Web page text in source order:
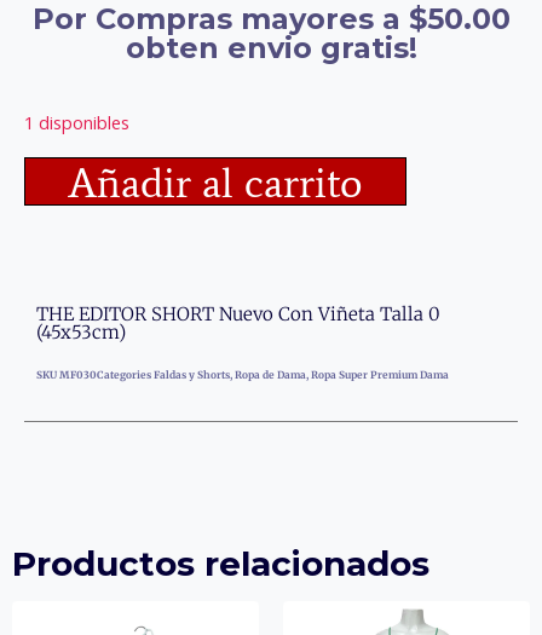
Por Compras mayores a $50.00
obten envio gratis!
1 disponibles
Añadir al carrito
THE EDITOR SHORT Nuevo Con Viñeta Talla 0
(45x53cm)
SKU MF030Categories Faldas y Shorts, Ropa de Dama, Ropa Super Premium Dama
Productos relacionados